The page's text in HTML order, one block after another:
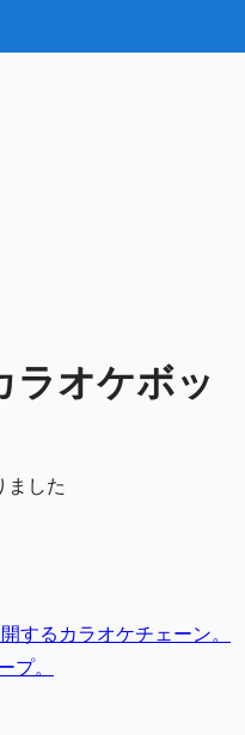
ラオケボッ
ました
するカラオケチェーン。
プ。